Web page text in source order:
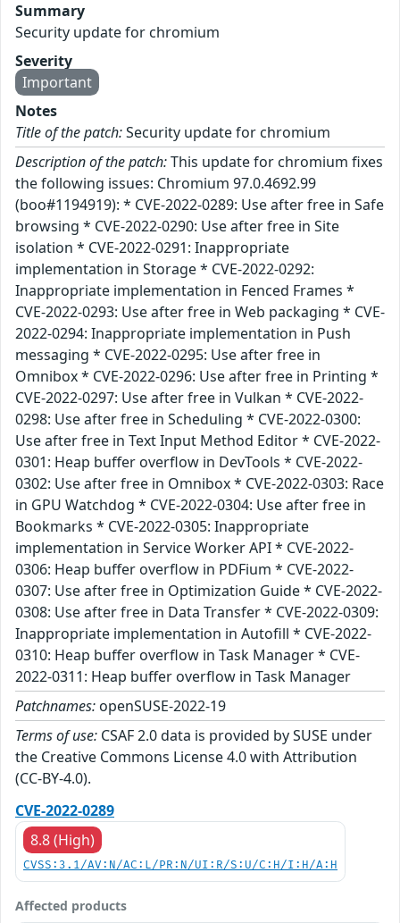
Summary
Security update for chromium
Severity
Important
Notes
Title of the patch:Security update for chromium
Description of the patch:This update for chromium fixes
the following issues: Chromium 97.0.4692.99
(boo#1194919): * CVE-2022-0289: Use after free in Safe
browsing * CVE-2022-0290: Use after free in Site
isolation * CVE-2022-0291: Inappropriate
implementation in Storage * CVE-2022-0292:
Inappropriate implementation in Fenced Frames *
CVE-2022-0293: Use after free in Web packaging * CVE-
2022-0294: Inappropriate implementation in Push
messaging * CVE-2022-0295: Use after free in
Omnibox * CVE-2022-0296: Use after free in Printing *
CVE-2022-0297: Use after free in Vulkan * CVE-2022-
0298: Use after free in Scheduling * CVE-2022-0300:
Use after free in Text Input Method Editor * CVE-2022-
0301: Heap buffer overflow in DevTools * CVE-2022-
0302: Use after free in Omnibox * CVE-2022-0303: Race
in GPU Watchdog * CVE-2022-0304: Use after free in
Bookmarks * CVE-2022-0305: Inappropriate
implementation in Service Worker API * CVE-2022-
0306: Heap buffer overflow in PDFium * CVE-2022-
0307: Use after free in Optimization Guide * CVE-2022-
0308: Use after free in Data Transfer * CVE-2022-0309:
Inappropriate implementation in Autofill * CVE-2022-
0310: Heap buffer overflow in Task Manager * CVE-
2022-0311: Heap buffer overflow in Task Manager
Patchnames: openSUSE-2022-19
Terms of use: CSAF 2.0 data is provided by SUSE under
the Creative Commons License 4.0 with Attribution
(CC-BY-4.0).
CVE-2022-0289
8.8 (High)
CVSS:3.1/AV:N/AC:L/PR:N/UI:R/S:U/C:H/I:H/A:H
Affected products